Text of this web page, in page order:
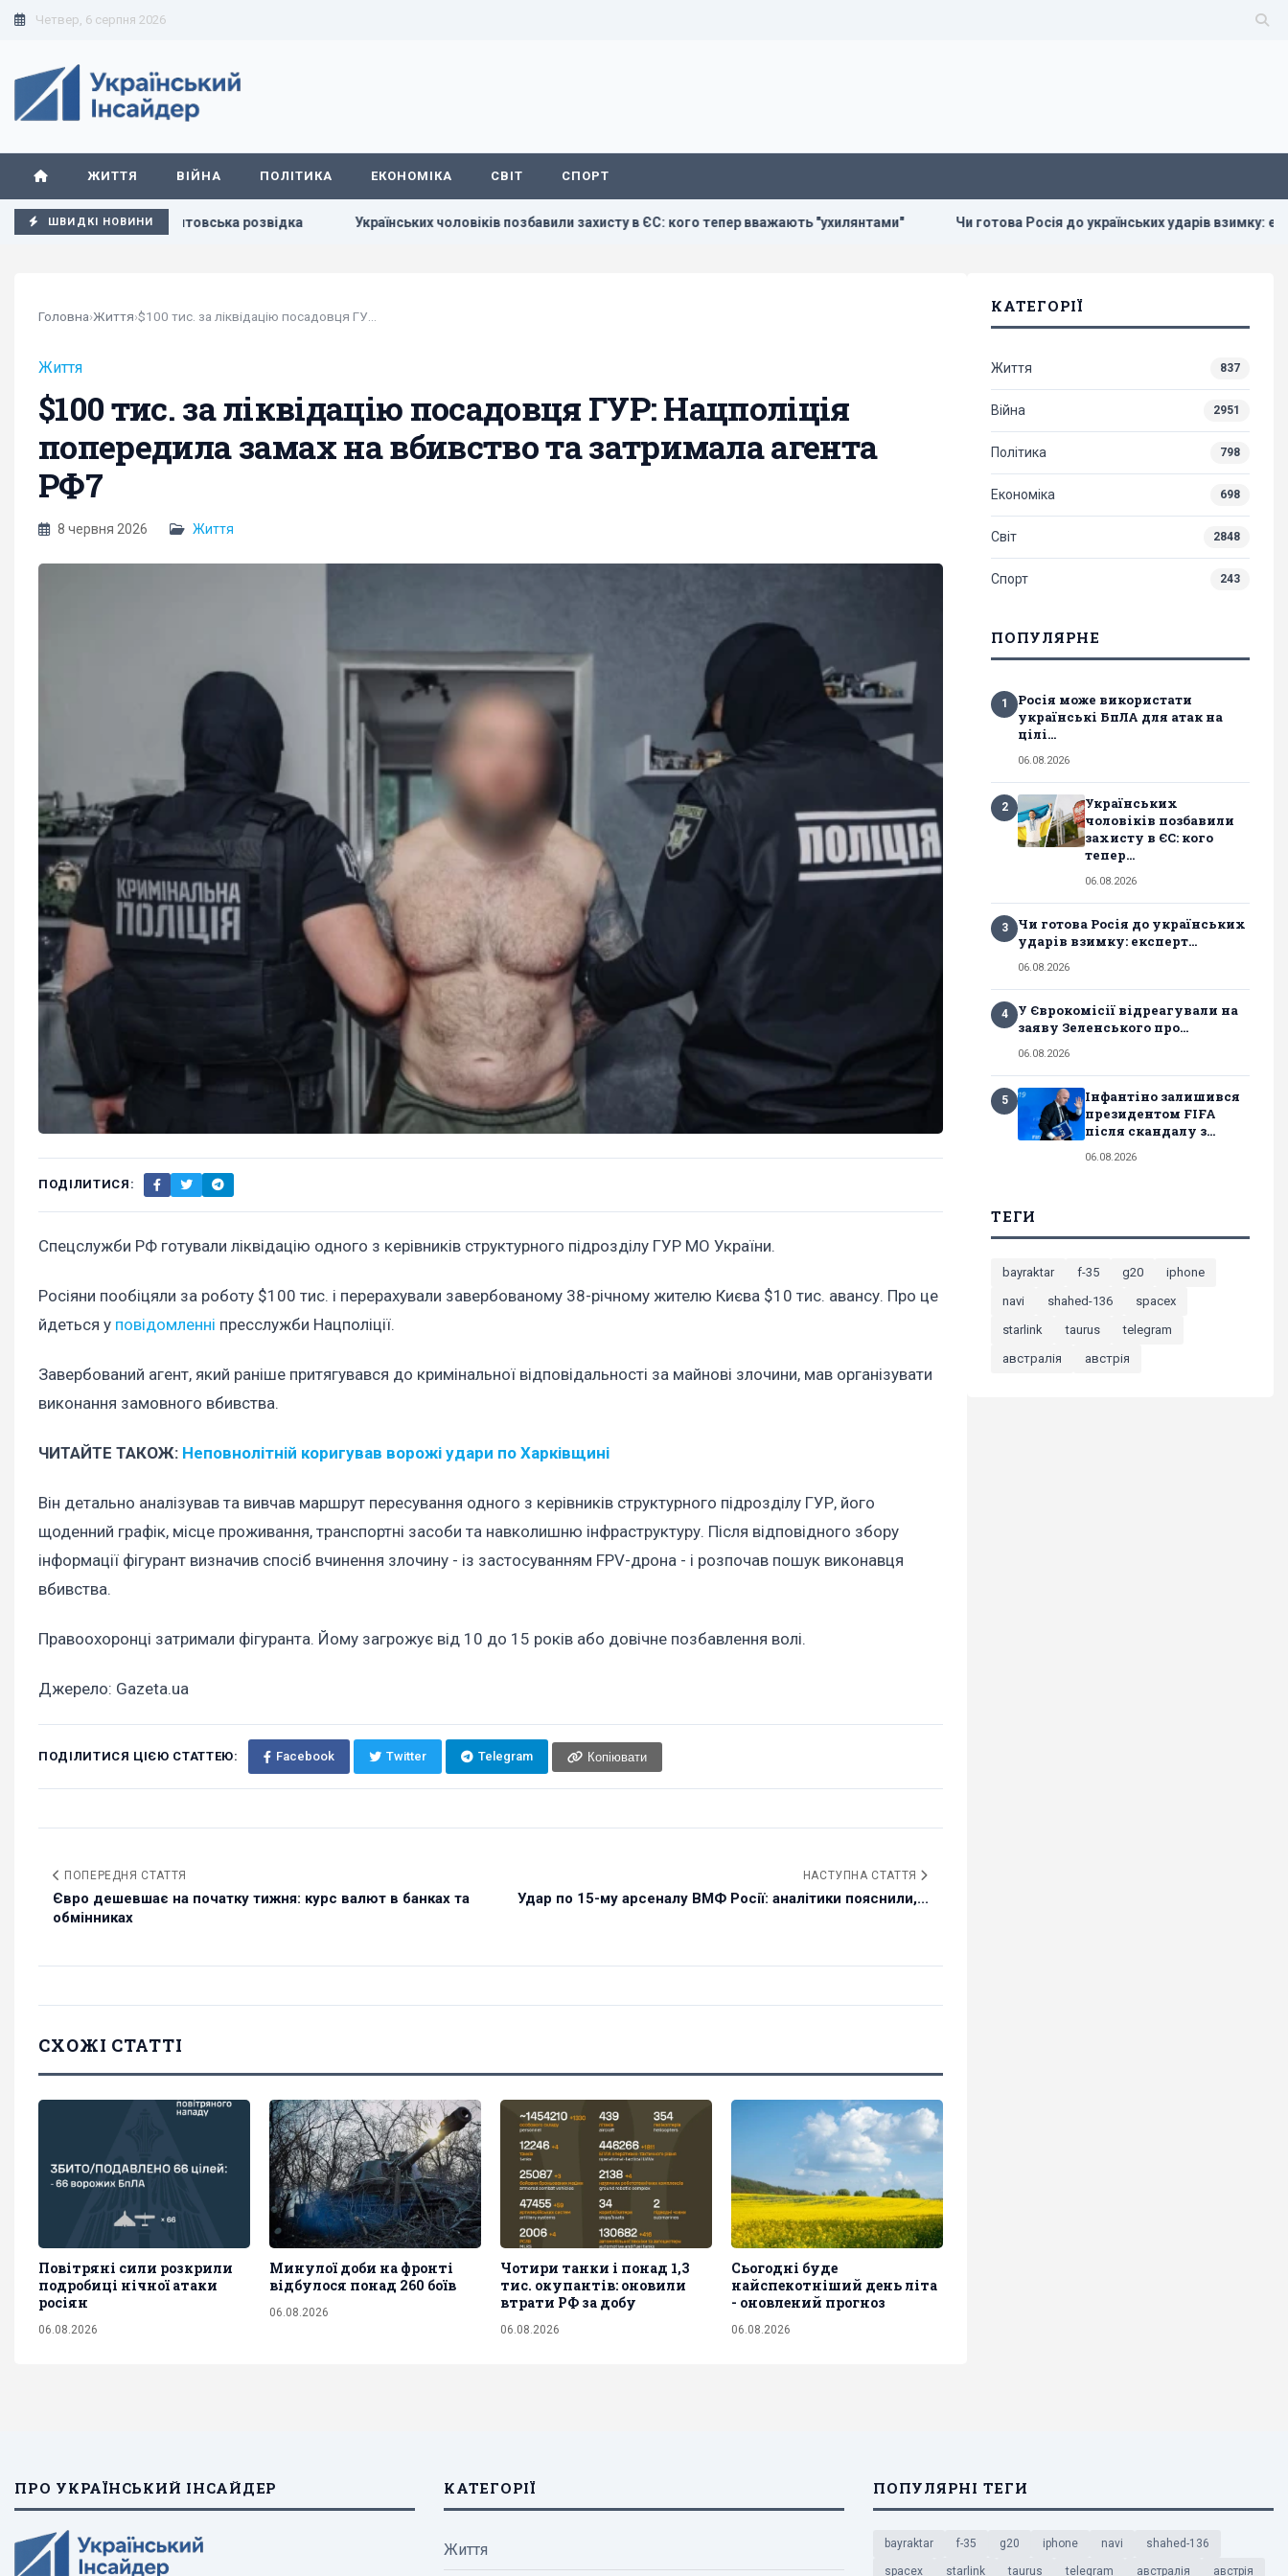
Четвер, 6 серпня 2026
ЖИТТЯ ВІЙНА ПОЛІТИКА ЕКОНОМІКА СВІТ СПОРТ
ШВИДКІ НОВИНИ
в Балтії, - литовська розвідка Українських чоловіків позбавили захисту в ЄС: кого тепер вважають "ухилянтами" Чи готова Росія до українських ударів взимку: експерт дав
Головна›Життя›
Життя
$100 тис. за ліквідацію посадовця ГУР: Нацполіція
попередила замах на вбивство та затримала агента
РФ7
8 червня 2026 Життя
ПОДІЛИТИСЯ:
Спецслужби РФ готували ліквідацію одного з керівників структурного підрозділу ГУР МО України.
Росіяни пообіцяли за роботу $100 тис. і перерахували завербованому 38-річному жителю Києва $10 тис. авансу. Про це
йдеться у повідомленні пресслужби Нацполіції.
Завербований агент, який раніше притягувався до кримінальної відповідальності за майнові злочини, мав організувати
виконання замовного вбивства.
ЧИТАЙТЕ ТАКОЖ: Неповнолітній коригував ворожі удари по Харківщині
Він детально аналізував та вивчав маршрут пересування одного з керівників структурного підрозділу ГУР, його
щоденний графік, місце проживання, транспортні засоби та навколишню інфраструктуру. Після відповідного збору
інформації фігурант визначив спосіб вчинення злочину - із застосуванням FPV-дрона - і розпочав пошук виконавця
вбивства.
Правоохоронці затримали фігуранта. Йому загрожує від 10 до 15 років або довічне позбавлення волі.
Джерело: Gazeta.ua
ПОДІЛИТИСЯ ЦІЄЮ СТАТТЕЮ: Facebook Twitter Telegram Копіювати
ПОПЕРЕДНЯ СТАТТЯ
Євро дешевшає на початку тижня: курс валют в банках та
обмінниках
НАСТУПНА СТАТТЯ
Удар по 15-му арсеналу ВМФ Росії: аналітики пояснили,...
СХОЖІ СТАТТІ
Повітряні сили розкрили
подробиці нічної атаки
росіян
06.08.2026
Минулої доби на фронті
відбулося понад 260 боїв
06.08.2026
Чотири танки і понад 1,3
тис. окупантів: оновили
втрати РФ за добу
06.08.2026
Сьогодні буде
найспекотніший день літа
- оновлений прогноз
06.08.2026
КАТЕГОРІЇ
Життя 837
Війна 2951
Політика 798
Економіка 698
Світ 2848
Спорт 243
ПОПУЛЯРНЕ
1
Росія може використати
українські БпЛА для атак на
цілі...
06.08.2026
2
Українських
чоловіків позбавили
захисту в ЄС: кого
тепер...
06.08.2026
3
Чи готова Росія до українських
ударів взимку: експерт...
06.08.2026
4
У Єврокомісії відреагували на
заяву Зеленського про...
06.08.2026
5
Інфантіно залишився
президентом FIFA
після скандалу з...
06.08.2026
ТЕГИ
bayraktar f-35 g20
iphone
navi
shahed-136
spacex
starlink
taurus
telegram
австралія
австрія
ПРО УКРАЇНСЬКИЙ ІНСАЙДЕР КАТЕГОРІЇ
Життя
ПОПУЛЯРНІ ТЕГИ
bayraktar f-35 g20 iphone navi shahed-136
spacex starlink taurus telegram австралія австрія